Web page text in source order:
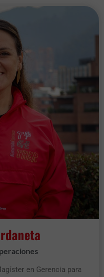
en Gerencia para